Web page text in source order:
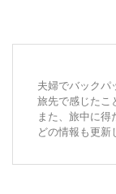
夫婦でバックパ
旅先で感じたこ
また、旅中に
どの情報も更新